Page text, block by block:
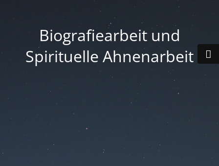
Biografiearbeit und
Spirituelle Ahnenarbeit